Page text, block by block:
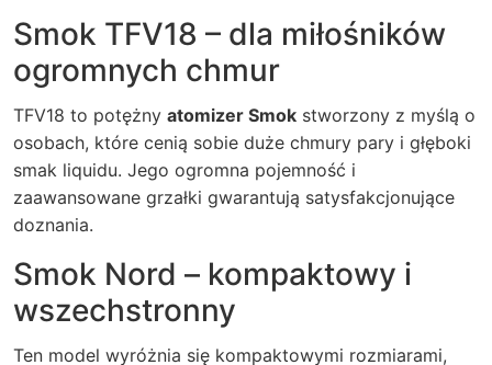
Smok TFV18 – dla miłośników
ogromnych chmur
TFV18 to potężny atomizer Smok stworzony z myślą o
osobach, które cenią sobie duże chmury pary i głęboki
smak liquidu. Jego ogromna pojemność i
zaawansowane grzałki gwarantują satysfakcjonujące
doznania.
Smok Nord – kompaktowy i
wszechstronny
Ten model wyróżnia się kompaktowymi rozmiarami,